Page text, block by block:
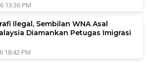
13:36 PM
Ilegal, Sembilan WNA Asal
Diamankan Petugas Imigrasi
18:42 PM